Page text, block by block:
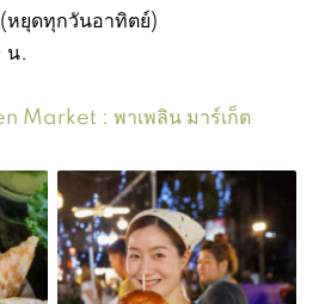
หยุดทุกวันอาทิตย์)
น.
Market : พาเพลิน มาร์เก็ต